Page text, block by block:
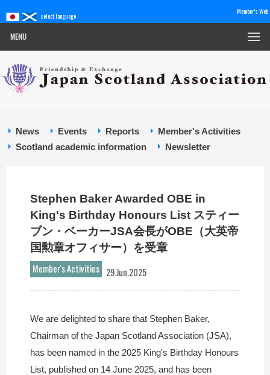
select language
Member's Web
MENU
News Events Reports
Member's Activities
Scotland academic information
Newsletter
Stephen Baker Awarded OBE in
King's Birthday Honours List スティー
ブン・ベーカーJSA会長がOBE（大英帝
国勲章オフィサー）を受章
Member's Activities 29.Jun.2025
We are delighted to share that Stephen Baker,
Chairman of the Japan Scotland Association (JSA),
has been named in the 2025 King's Birthday Honours
List, published on 14 June 2025, and has been